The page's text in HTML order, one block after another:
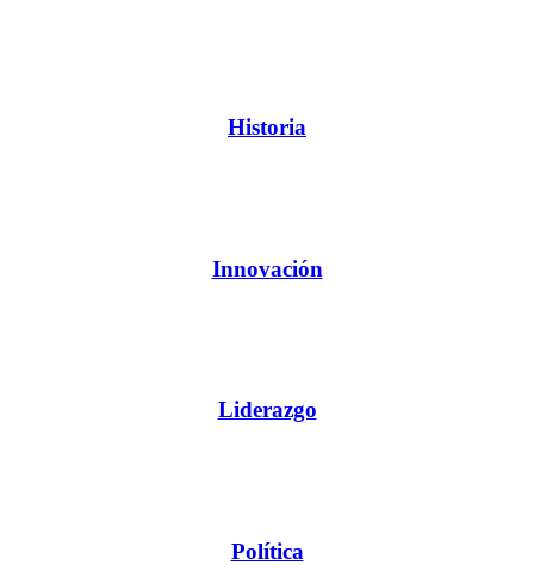
Historia
Innovación
Liderazgo
Política